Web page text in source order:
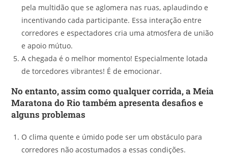
pela multidão que se aglomera nas ruas, aplaudindo e
incentivando cada participante. Essa interação entre
corredores e espectadores cria uma atmosfera de união
e apoio mútuo.
A chegada é o melhor momento! Especialmente lotada
de torcedores vibrantes! É de emocionar.
No entanto, assim como qualquer corrida, a Meia
Maratona do Rio também apresenta desafios e
alguns problemas
O clima quente e úmido pode ser um obstáculo para
corredores não acostumados a essas condições.